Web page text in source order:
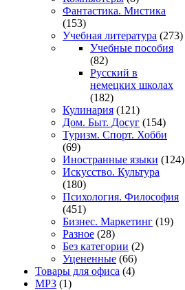
Фантастика. Мистика
(153)
Учебная литература (273)
Учебные пособия
(82)
Русский в
немецких школах
(182)
Кулинария (121)
Дом. Быт. Досуг (154)
Туризм. Спорт. Хобби
(69)
Иностранные языки (124)
Искусство. Культура
(180)
Психология. Философия
(451)
Бизнес. Маркетинг (19)
Разное (28)
Без категории (2)
Уцененные (66)
Товары для офиса (4)
MP3 (1)